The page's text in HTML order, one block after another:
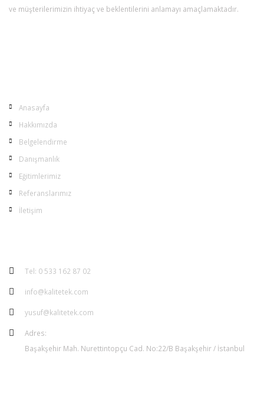
ve müşterilerimizin ihtiyaç ve beklentilerini anlamayı amaçlamaktadır.
Anasayfa
Hakkımızda
Belgelendirme
Danışmanlık
Eğitimlerimiz
Referanslarımız
İletişim
Tel: 0 533 162 87 02
info@kalitetek.com
yusuf@kalitetek.com
Adres:
Başakşehir Mah. Nurettintopçu Cad. No:22/B Başakşehir / İstanbul